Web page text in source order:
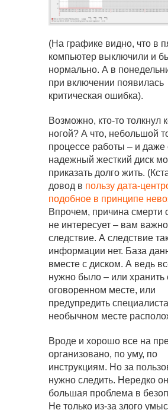
(На графике видно, что в
компьютер выключили и
нормально. А в
при включении появилась
критическая ошибка).
Возможно, кто-то толкнул
ногой? А что, небольшой
процессе работы – и
надежный жесткий диск
приказать долго жить.
довод в пользу дата-
подобное в принципе
Впрочем, причина смерти
не интересует – вам важно
следствие. А следствие
информации нет. База
вместе с диском. А ведь
нужно было – или хранить
оговоренном месте, или
предупредить
необычном месте
Вроде и хорошо все на
организовано, по уму, по
инструкциям. Но за
нужно следить. Нередко
большая проблема в
Не только из-за злого